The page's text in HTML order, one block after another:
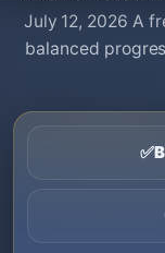
July 12, 2026 A
balanced
✅